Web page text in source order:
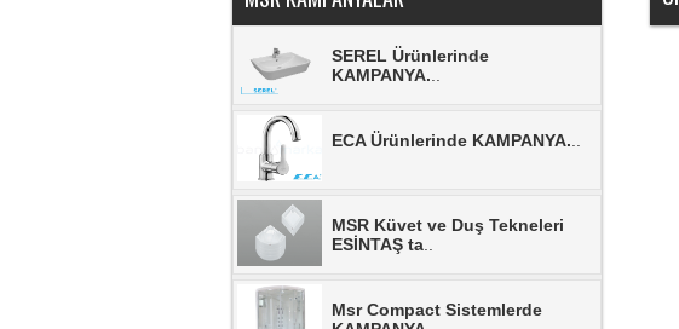
SEREL Ürünlerinde
KAMPANYA.
ECA Ürünlerinde KAMPANYA.
MSR Küvet ve Duş Tekneleri
ESİNTAŞ ta
Msr Compact Sistemlerde